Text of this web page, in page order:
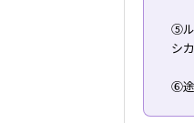
⑤
シ
⑥途